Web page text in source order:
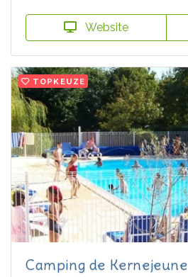
Website
TOPKEUZE
Camping de Kernejeune